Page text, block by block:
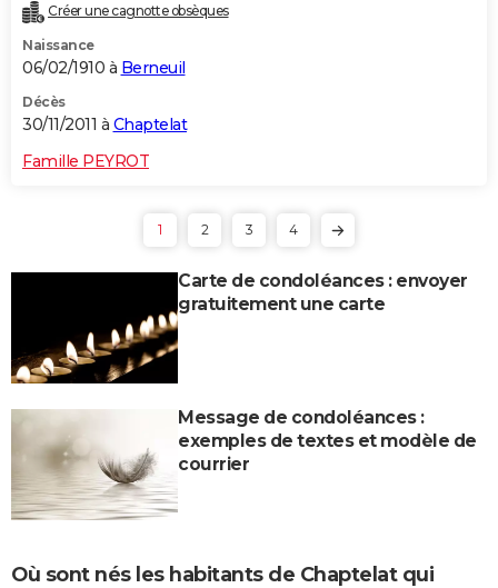
Créer une cagnotte obsèques
Naissance
06/02/1910 à Berneuil
Décès
30/11/2011 à Chaptelat
Famille PEYROT
1 2 3 4
Carte de condoléances : envoyer
gratuitement une carte
Message de condoléances :
exemples de textes et modèle de
courrier
Où sont nés les habitants de Chaptelat qui